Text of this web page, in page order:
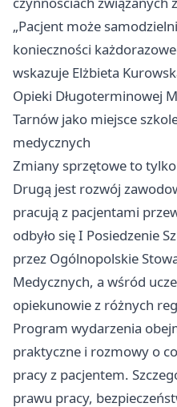
„Pacjent może
konieczności
wskazuje Elżbieta
Opieki Długoterminowej
Tarnów jako miejsce
medycznych
Zmiany sprzętowe to
Drugą jest rozwój
pracują z pacjentami
odbyło się I Posiedzenie
przez Ogólnopolskie
Medycznych, a wśród
opiekunowie z różnych
Program wydarzenia
praktyczne i rozmowy o
pracy z pacjentem.
prawu pracy,